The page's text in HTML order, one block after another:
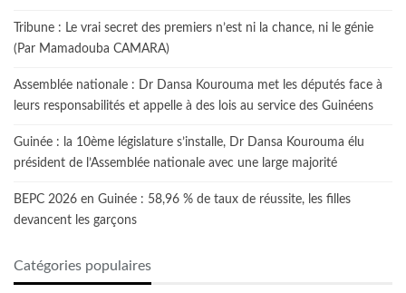
Tribune : Le vrai secret des premiers n’est ni la chance, ni le génie
(Par Mamadouba CAMARA)
Assemblée nationale : Dr Dansa Kourouma met les députés face à
leurs responsabilités et appelle à des lois au service des Guinéens
Guinée : la 10ème législature s’installe, Dr Dansa Kourouma élu
président de l’Assemblée nationale avec une large majorité
BEPC 2026 en Guinée : 58,96 % de taux de réussite, les filles
devancent les garçons
Catégories populaires